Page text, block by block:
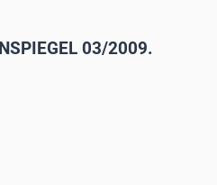
03/2009.